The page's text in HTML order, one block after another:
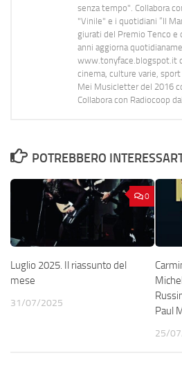
senza tempo". Collabora
"Vinile" e i quotidiani “Il
giurati del Premio Tenco e
anni aggiorna
www.tonyface.blogspot.it
cinema, culture varie,
Mei Musicletter del 2016
Collabora con Radiocoop
POTREBBERO
0
Luglio 2025. Il riassunto del
mese
31/07/2025
Paul
25/